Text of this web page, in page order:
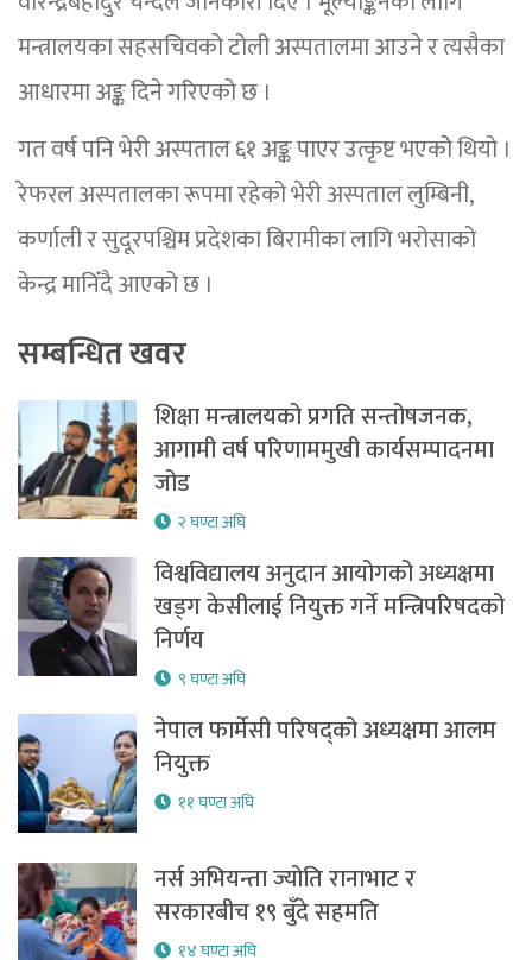
मन्त्रालयका सहसचिवको टोली अस्पतालमा आउने र त्यसैका
आधारमा अङ्क दिने गरिएको छ ।
गत वर्ष पनि भेरी अस्पताल ६१ अङ्क पाएर उत्कृष्ट भएकोे थियो ।
रेफरल अस्पतालका रूपमा रहेको भेरी अस्पताल लुम्बिनी,
कर्णाली र सुदूरपश्चिम प्रदेशका बिरामीका लागि भरोसाको
केन्द्र मानिँदै आएको छ ।
सम्बन्धित खवर
शिक्षा मन्त्रालयको प्रगति सन्तोषजनक,
आगामी वर्ष परिणाममुखी कार्यसम्पादनमा
जोड
२ घण्टा अघि
विश्वविद्यालय अनुदान आयोगको अध्यक्षमा
खड्ग केसीलाई नियुक्त गर्ने मन्त्रिपरिषदको
निर्णय
९ घण्टा अघि
नेपाल फार्मेसी परिषद्को अध्यक्षमा आलम
नियुक्त
११ घण्टा अघि
नर्स अभियन्ता ज्योति रानाभाट र
सरकारबीच १९ बुँदे सहमति
१४ घण्टा अघि